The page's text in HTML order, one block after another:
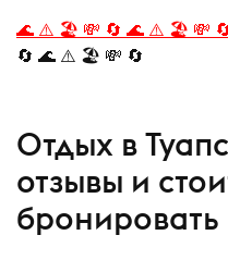
🌊 ⚠️ 🏖️ 💸 🔄 🌊 ⚠️ 🏖️ 💸 🔄
🔄 🌊 ⚠️ 🏖️ 💸 🔄
Отдых в
отзывы и
бронировать